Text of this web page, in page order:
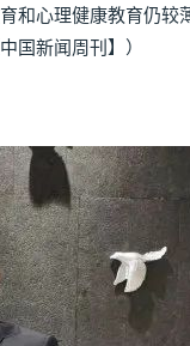
心理健康教育仍较
国新闻周刊】）